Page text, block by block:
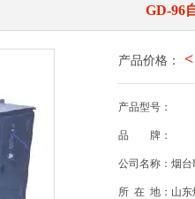
GD-96
产品价格：
产品型号：
品 牌：
公司名称：烟台
所 在 地：山东